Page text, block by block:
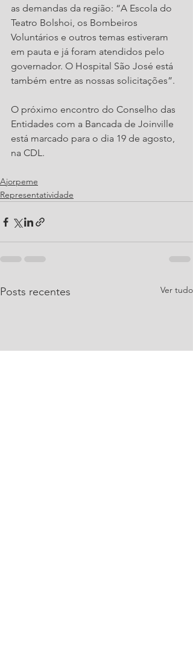
as demandas da região: “A Escola do
Teatro Bolshoi, os Bombeiros
Voluntários e outros temas estiveram
em pauta e já foram atendidos pelo
governador. O Hospital São José está
também entre as nossas solicitações”.
O próximo encontro do Conselho das
Entidades com a Bancada de Joinville
está marcado para o dia 19 de agosto,
na CDL.
Ajorpeme
Representatividade
Posts recentes Ver tudo